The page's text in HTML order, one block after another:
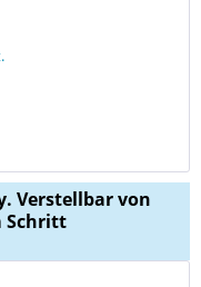
Verstellbar von
Schritt